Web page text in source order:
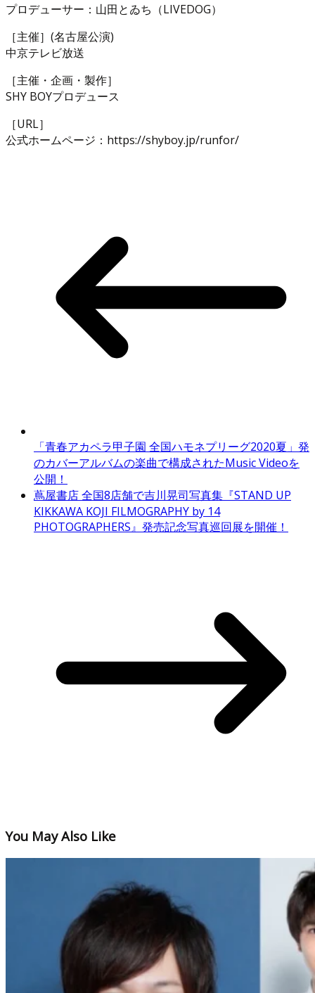
プロデューサー：山田とゐち（LIVEDOG）
［主催］(名古屋公演)
中京テレビ放送
［主催・企画・製作］
SHY BOYプロデュース
［URL］
公式ホームページ：https://shyboy.jp/runfor/
「青春アカペラ甲子園 全国ハモネプリーグ2020夏」発
のカバーアルバムの楽曲で構成されたMusic Videoを
公開！
蔦屋書店 全国8店舗で吉川晃司写真集『STAND UP
KIKKAWA KOJI FILMOGRAPHY by 14
PHOTOGRAPHERS』発売記念写真巡回展を開催！
You May Also Like